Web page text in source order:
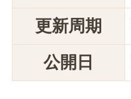
更新周期
公開日